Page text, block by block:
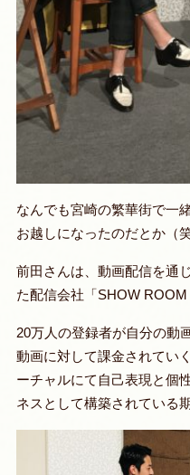
なんでも宮崎の繁華街で一
お越しになったのだとか（笑
前田さんは、動画配信を通
た配信会社「SHOW ROOM
20万人の登録者が自分の動
動画に対して課金されてい
ーチャルにて自己表現と個
ネスとして構築されている